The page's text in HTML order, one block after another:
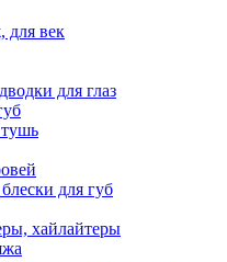
для век
для глаз
для губ
хайлайтеры